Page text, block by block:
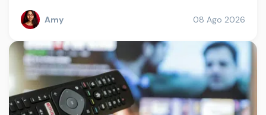
Amy 08 Ago 2026